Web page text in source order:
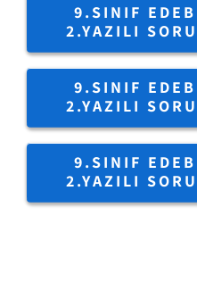
9.SINIF
2.YAZILI
9.SINIF
2.YAZILI
9.SINIF
2.YAZILI